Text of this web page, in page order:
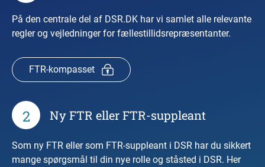
På den centrale del af DSR.DK har vi samlet alle relevante
regler og vejledninger for fællestillidsrepræsentanter.
FTR-kompasset
2 Ny FTR eller FTR-suppleant
Som ny FTR eller som FTR-suppleant i DSR har du sikkert
mange spørgsmål til din nye rolle og ståsted i DSR. Her